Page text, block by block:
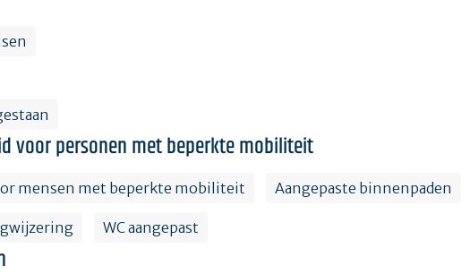
voor personen met beperkte mobiliteit
mensen met beperkte mobiliteit Aangepaste binnenpaden
WC aangepast